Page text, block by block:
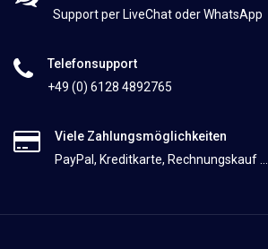
Support per LiveChat oder WhatsApp
Telefonsupport
+49 (0) 6128 4892765
Viele Zahlungsmöglichkeiten
PayPal, Kreditkarte, Rechnungskauf ...